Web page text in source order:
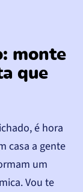
monte
que
é hora
casa a gente
um
Vou te